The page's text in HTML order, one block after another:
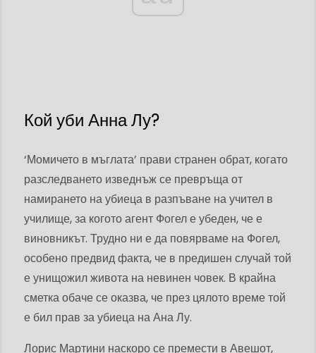
Кой уби Анна Лу?
‘Момичето в мъглата’ прави странен обрат, когато
разследването изведнъж се превръща от
намирането на убиеца в разпъване на учител в
училище, за когото агент Фогел е убеден, че е
виновникът. Трудно ни е да повярваме на Фогел,
особено предвид факта, че в предишен случай той
е унищожил живота на невинен човек. В крайна
сметка обаче се оказва, че през цялото време той
е бил прав за убиеца на Ана Лу.
Лорис Мартини наскоро се премести в Авешот,